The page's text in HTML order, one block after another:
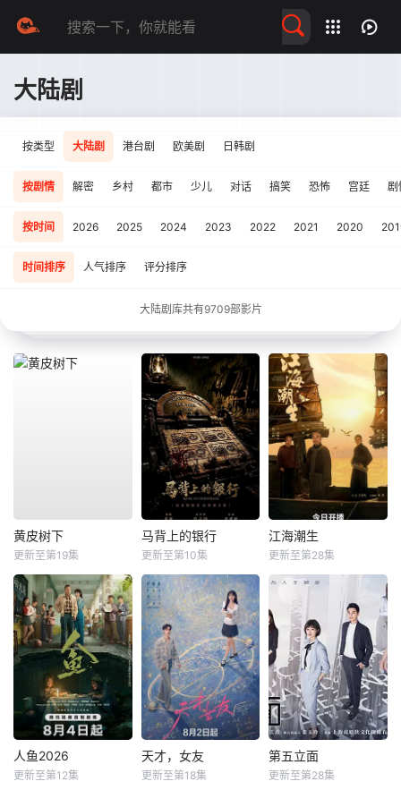
大陆剧
按类型 大陆剧 港台剧 欧美剧 日韩剧
按剧情 解密 乡村 都市 少儿 对话 搞笑 恐怖 宫廷 剧
按时间 2026 2025 2024 2023 2022 2021 2020
时间排序 人气排序 评分排序
大陆剧库共有9709部影片
黄皮树下
更新至第19集
马背上的银行
更新至第10集
江海潮生
更新至第28集
人鱼2026
更新至第12集
天才，女友
更新至第18集
第五立面
更新至第28集